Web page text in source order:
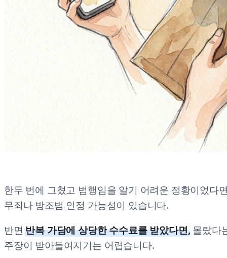
한두 번에 그쳤고 범행임을 알기 어려운 정황이었다
무죄나 방조범 인정 가능성이 있습니다.
반면반복 가담에 상당한 수수료를 받았다면,몰랐다
주장이 받아들여지기는 어렵습니다.